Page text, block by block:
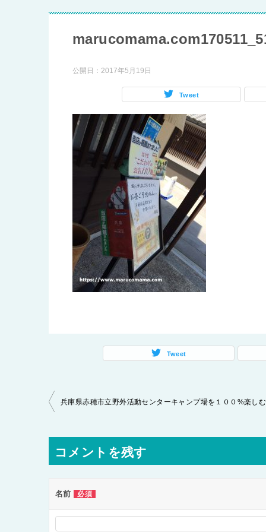
公開日： 2017年5月19日
Tweet
Tweet
投
ナ
ビ
ー
シ
兵庫県赤穂市立野外活動センターキャンプ場を１００%楽しむ
コメントを残す
名前 必須